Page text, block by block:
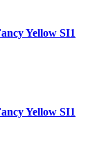
Yellow SI1
Yellow SI1